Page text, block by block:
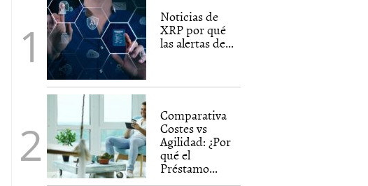
Noticias de
XRP por qué
las alertas de...
Comparativa
Costes vs
Agilidad: ¿Por
qué el
Préstamo...